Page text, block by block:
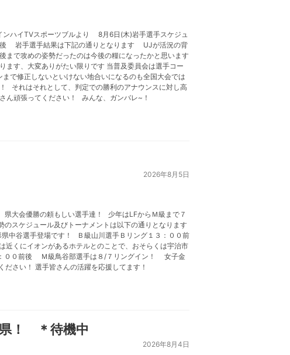
ハイTVスポーツブルより 8月6日(木)岩手選手スケジュ
岩手選手結果は下記の通りとなります UJが活況の背
まで攻めの姿勢だったのは今後の糧になったかと思います
す、大変ありがたい限りです 当普及委員会は選手コー
修正しないといけない地合いになるのも全国大会では
それはそれとして、判定での勝利のアナウンスに対し高
頑張ってください！ みんな、ガンバレ~！
2026年8月5日
大会優勝の頼もしい選手達！ 少年はLFからＭ級まで７
ケジュール及びトーナメントは以下の通りとなります
中谷選手登場です！ Ｂ級山川選手Ｂリング１３：００前
くにイオンがあるホテルとのことで、おそらくは宇治市
００前後 Ｍ級鳥谷部選手は８/７リングイン！ 女子金
さい！ 選手皆さんの活躍を応援してます！
県！ ＊待機中
2026年8月4日